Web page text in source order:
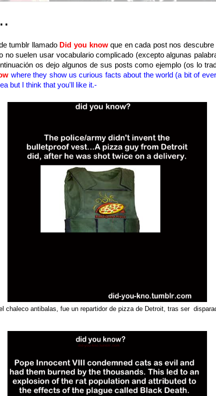
tumblr llamado Did you knowque en cada post nos
no suelen usar vocabulario complicado (excepto algunas
os dejo algunos de sus posts como ejemplo (os lo
where they show us curious facts about the world (a bit of
but I think that you'll like it.-
chaleco antibalas, fue un repartidor de pizza de Detroit, tras ser